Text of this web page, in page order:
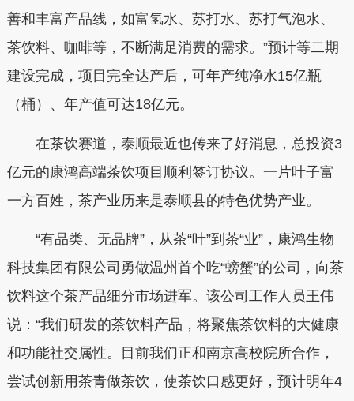
善和丰富产品线，如富氢水、苏打水、苏打气泡水、
茶饮料、咖啡等，不断满足消费的需求。”预计等二期
建设完成，项目完全达产后，可年产纯净水15亿瓶
（桶）、年产值可达18亿元。
在茶饮赛道，泰顺最近也传来了好消息，总投资3
亿元的康鸿高端茶饮项目顺利签订协议。一片叶子富
一方百姓，茶产业历来是泰顺县的特色优势产业。
“有品类、无品牌”，从茶“叶”到茶“业”，康鸿生物
科技集团有限公司勇做温州首个吃“螃蟹”的公司，向茶
饮料这个茶产品细分市场进军。该公司工作人员王伟
说：“我们研发的茶饮料产品，将聚焦茶饮料的大健康
和功能社交属性。目前我们正和南京高校院所合作，
尝试创新用茶青做茶饮，使茶饮口感更好，预计明年4